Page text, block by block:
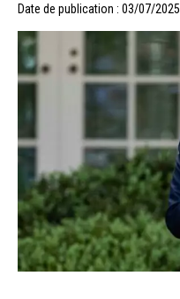
Date de publication : 03/07/2025